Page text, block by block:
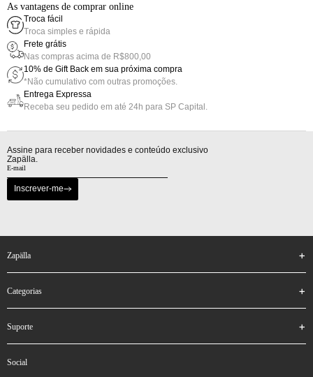
As vantagens de comprar online
Troca fácil
Troca simples e rápida
Frete grátis
Nas compras acima de R$800,00
10% de Gift Back em sua próxima compra
*Não cumulativo com outras promoções.
Entrega Expressa
Receba seu pedido em até 24h para SP Capital.
Assine para receber novidades e conteúdo exclusivo
Zapälla.
Inscrever-me
zapälla
categorias
suporte
social